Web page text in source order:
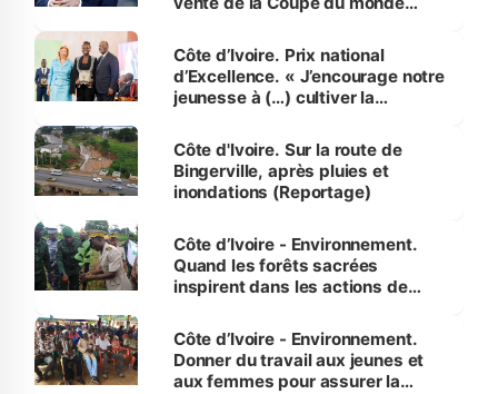
Côte d’Ivoire. Prix national
d’Excellence. « J’encourage notre
jeunesse à (…) cultiver la
(Alassane Ouattara
Côte d'Ivoire. Sur la route de
Bingerville, après pluies et
inondations (Reportage)
Côte d’Ivoire - Environnement.
Quand les forêts sacrées
inspirent dans les actions de
Côte d’Ivoire - Environnement.
Donner du travail aux jeunes et
aux femmes pour assurer la